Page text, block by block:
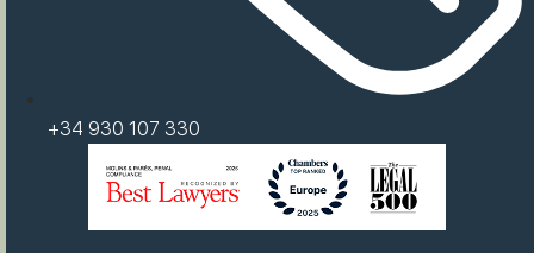
+34 930 107 330